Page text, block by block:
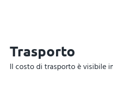
Trasporto
Il costo di trasporto è visibile